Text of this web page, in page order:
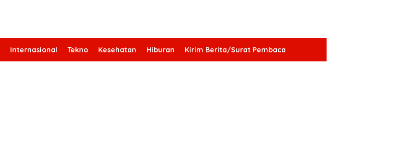
Internasional Tekno Kesehatan Hiburan Kirim Berita/Surat Pembaca